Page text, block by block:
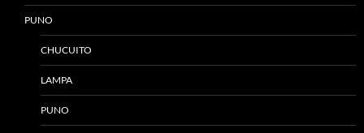
PUNO
CHUCUITO
LAMPA
PUNO